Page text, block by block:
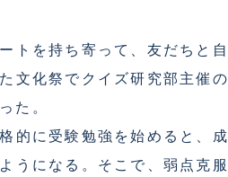
トを持ち寄って、友だちと自
文化祭でクイズ研究部主催の
た。
的に受験勉強を始めると、成
うになる。そこで、弱点克服